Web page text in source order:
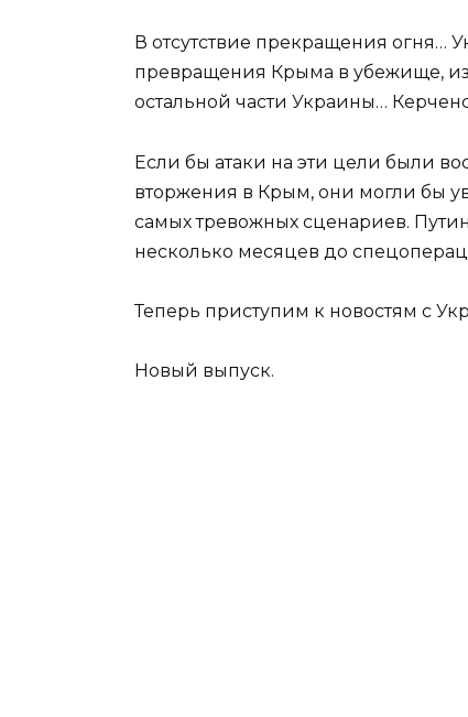
В отсутствие прекращения огня…
превращения Крыма в убежище,
остальной части Украины…
Если бы атаки на эти цели были
вторжения в Крым, они могли бы
самых тревожных сценариев.
несколько месяцев до
Теперь приступим к новостям с
Новый выпуск.